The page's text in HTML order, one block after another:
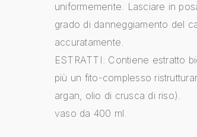
uniformemente. Lasciare in
grado di danneggiamento del
accuratamente.
ESTRATTI: Contiene estratto
più un fito-complesso
argan, olio di crusca di riso).
vaso da 400 ml.